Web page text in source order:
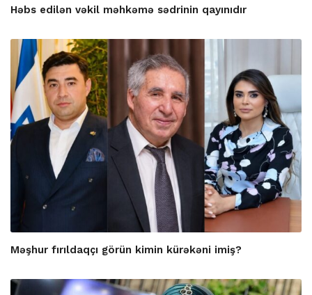
Həbs edilən vəkil məhkəmə sədrinin qayınıdır
Məşhur fırıldaqçı görün kimin kürəkəni imiş?